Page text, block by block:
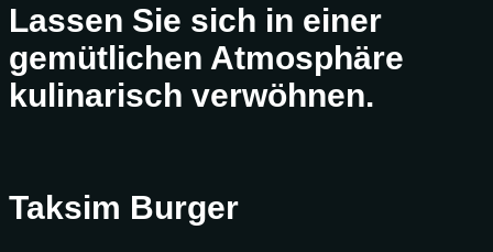
Lassen Sie sich in einer
gemütlichen Atmosphäre
kulinarisch verwöhnen.
Taksim Burger